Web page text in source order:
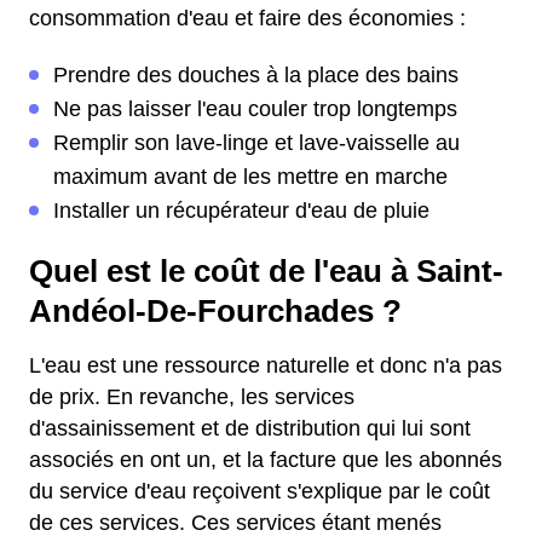
consommation d'eau et faire des économies :
Prendre des douches à la place des bains
Ne pas laisser l'eau couler trop longtemps
Remplir son lave-linge et lave-vaisselle au
maximum avant de les mettre en marche
Installer un récupérateur d'eau de pluie
Quel est le coût de l'eau à Saint-
Andéol-De-Fourchades ?
L'eau est une ressource naturelle et donc n'a pas
de prix. En revanche, les services
d'assainissement et de distribution qui lui sont
associés en ont un, et la facture que les abonnés
du service d'eau reçoivent s'explique par le coût
de ces services. Ces services étant menés